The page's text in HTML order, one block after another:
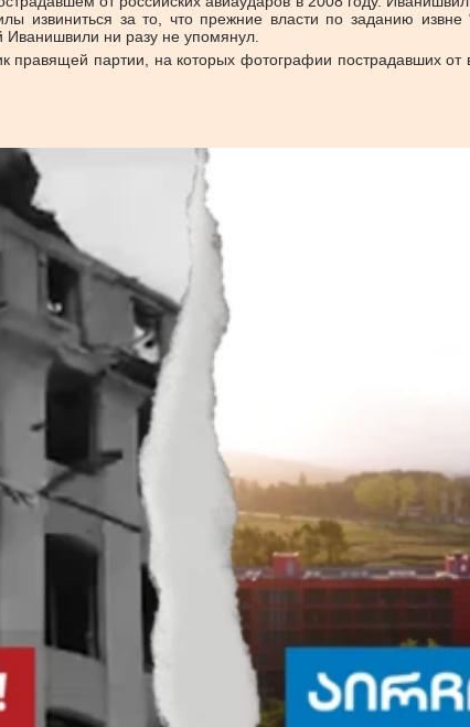
извиниться за то, что прежние власти по заданию извне
Иванишвили ни разу не упомянул.
партии, на которых фотографии пострадавших от